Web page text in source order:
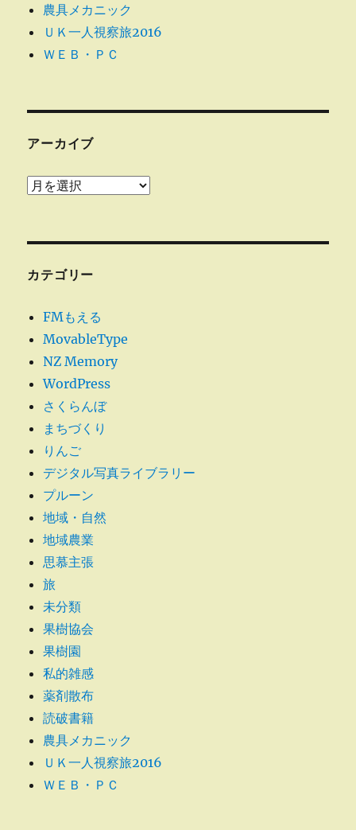
農具メカニック
ＵＫ一人視察旅2016
ＷＥＢ・ＰＣ
アーカイブ
ア
ブ
カテゴリー
FMもえる
MovableType
NZ Memory
WordPress
さくらんぼ
まちづくり
りんご
デジタル写真ライブラリー
プルーン
地域・自然
地域農業
思慕主張
旅
未分類
果樹協会
果樹園
私的雑感
薬剤散布
読破書籍
農具メカニック
ＵＫ一人視察旅2016
ＷＥＢ・ＰＣ